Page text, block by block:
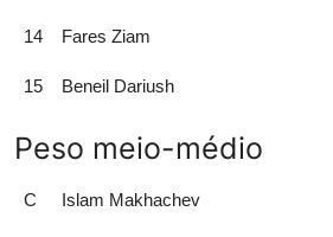
14 Fares Ziam
15 Beneil Dariush
Peso meio-médio
C Islam Makhachev